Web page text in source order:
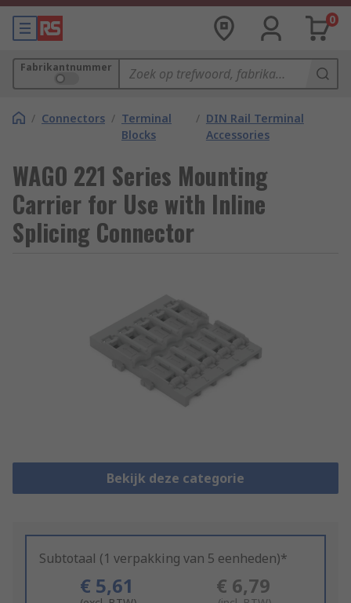
0
Fabrikantnummer
/ Connectors / Terminal
Blocks
/ DIN Rail Terminal
Accessories
WAGO 221 Series Mounting
Carrier for Use with Inline
Splicing Connector
Bekijk deze categorie
Subtotaal (1 verpakking van 5 eenheden)*
€ 5,61 € 6,79